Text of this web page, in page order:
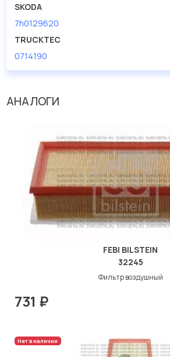
SKODA
7h0129620
TRUCKTEC
0714190
АНАЛОГИ
FEBI BILSTEIN
32245
Фильтр воздушный
731 ₽
Нет в наличии